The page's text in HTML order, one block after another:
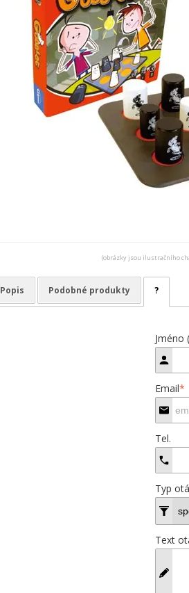
(obrázky jsou ilustračního
Popis Podobné produkty ?
Jméno
Email*
Tel.
Typ
Text